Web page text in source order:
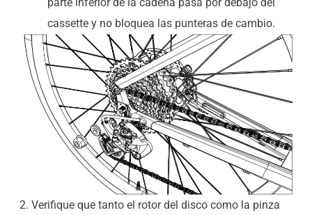
cassette y no bloquea las punteras de cambio.
2. Verifique que tanto el rotor del disco como la pinza